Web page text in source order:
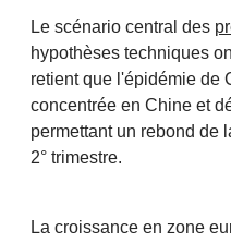
Le scénario central des
hypothèses techniques
retient que l'épidémie de
concentrée en Chine et
permettant un rebond de
2° trimestre.
La croissance en zone